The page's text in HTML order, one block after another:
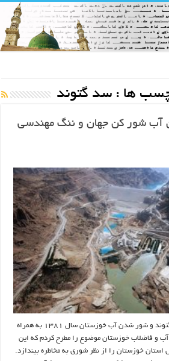
ها : سد گتوند
آب شور کن جهان و ننگ مهندسی
ماجرای اشتباه در جانمایی سد گتوند و شور شدن آب خوزستان سال ۱۳۸۱ به همراه
و فاضلاب خوزستان موضوع را مطرح کردم که این
استان خوزستان را از نظر شوری به مخاطره بیندازد.